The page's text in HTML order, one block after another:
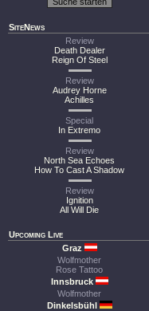
SiteNews
Review
Death Dealer
Reign Of Steel
Review
Audrey Horne
Achilles
Special
In Extremo
Review
North Sea Echoes
How To Cast A Shadow
Review
Ignition
All Will Die
Upcoming Live
Graz
Wolfmother
Rose Tattoo
Innsbruck
Wolfmother
Dinkelsbühl